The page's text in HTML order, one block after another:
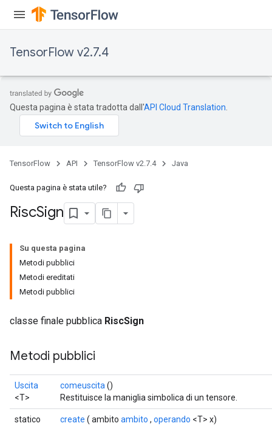
TensorFlow v2.7.4
Questa pagina è stata tradotta dall'API Cloud Translation
TensorFlow API TensorFlow v2.7.4 Java
Questa pagina è stata utile?
RiscSign
Su questa pagina
Metodi pubblici
Metodi ereditati
Metodi pubblici
classe finale pubblica RiscSign
Metodi pubblici
Uscita
<T>
comeuscita ()
Restituisce la maniglia simbolica di un tensore.
statico
create ( ambito ambito , operando <T> x)